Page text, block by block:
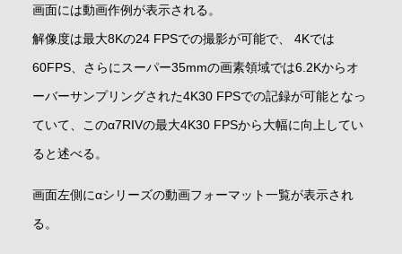
画面には動画作例が表示される。
解像度は最大8Kの24 FPSでの撮影が可能で、 4Kでは
60FPS、さらにスーパー35mmの画素領域では6.2Kからオ
ーバーサンプリングされた4K30 FPSでの記録が可能となっ
ていて、このα7RIVの最大4K30 FPSから大幅に向上してい
ると述べる。
画面左側にαシリーズの動画フォーマット一覧が表示され
る。